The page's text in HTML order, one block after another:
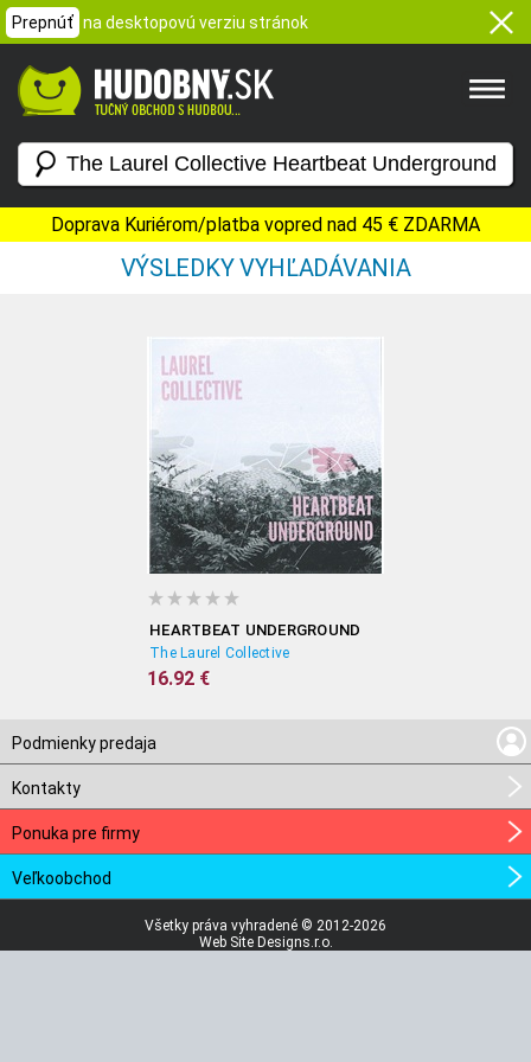
Prepnúť na desktopovú verziu stránok
Doprava Kuriérom/platba vopred nad 45 € ZDARMA
VÝSLEDKY VYHĽADÁVANIA
HEARTBEAT UNDERGROUND
The Laurel Collective
16.92 €
Podmienky predaja
Kontakty
Ponuka pre firmy
Veľkoobchod
Všetky práva vyhradené © 2012-2026
Web Site Designs.r.o.